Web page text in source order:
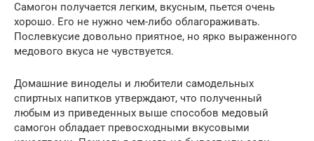
Самогон получается легким, вкусным, пьется очень
хорошо. Его не нужно чем-либо облагораживать.
Послевкусие довольно приятное, но ярко выраженного
медового вкуса не чувствуется.
Домашние виноделы и любители самодельных
спиртных напитков утверждают, что полученный
любым из приведенных выше способов медовый
самогон обладает превосходными вкусовыми